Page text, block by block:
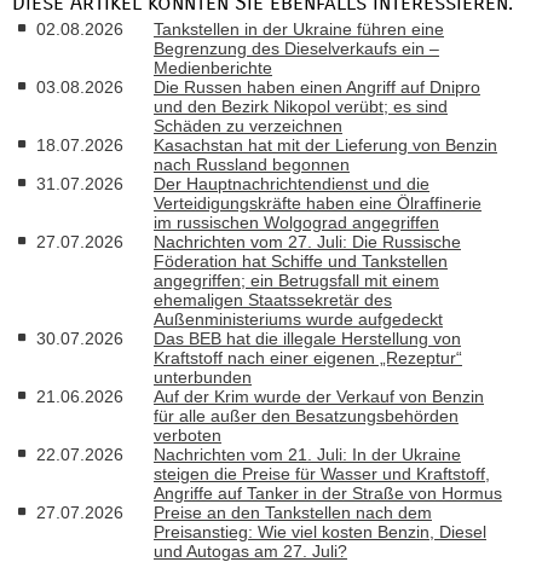
02.08.2026
Tankstellen in der Ukraine führen eine
Begrenzung des Dieselverkaufs ein –
Medienberichte
03.08.2026
Die Russen haben einen Angriff auf Dnipro
und den Bezirk Nikopol verübt; es sind
Schäden zu verzeichnen
18.07.2026
Kasachstan hat mit der Lieferung von Benzin
nach Russland begonnen
31.07.2026
Der Hauptnachrichtendienst und die
Verteidigungskräfte haben eine Ölraffinerie
im russischen Wolgograd angegriffen
27.07.2026
Nachrichten vom 27. Juli: Die Russische
Föderation hat Schiffe und Tankstellen
angegriffen; ein Betrugsfall mit einem
ehemaligen Staatssekretär des
Außenministeriums wurde aufgedeckt
30.07.2026
Das BEB hat die illegale Herstellung von
Kraftstoff nach einer eigenen „Rezeptur“
unterbunden
21.06.2026
Auf der Krim wurde der Verkauf von Benzin
für alle außer den Besatzungsbehörden
verboten
22.07.2026
Nachrichten vom 21. Juli: In der Ukraine
steigen die Preise für Wasser und Kraftstoff,
Angriffe auf Tanker in der Straße von Hormus
27.07.2026
Preise an den Tankstellen nach dem
Preisanstieg: Wie viel kosten Benzin, Diesel
und Autogas am 27. Juli?